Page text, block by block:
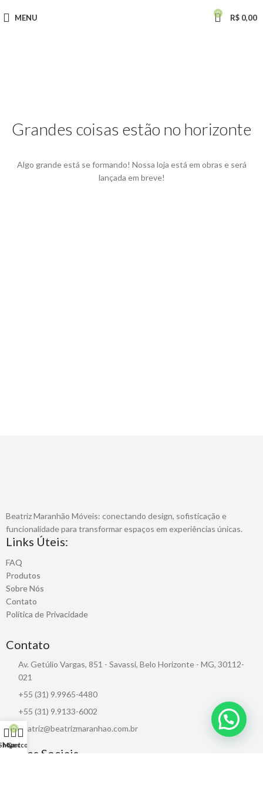
MENU 0 R$ 0,00
Grandes coisas estão no horizonte
Algo grande está se formando! Nossa loja está em obras e será
lançada em breve!
Beatriz Maranhão Móveis: conectando design, sofisticação e
funcionalidade para transformar espaços em experiências únicas.
Links Úteis:
FAQ
Produtos
Sobre Nós
Contato
Política de Privacidade
Contato
Av. Getúlio Vargas, 851 - Savassi, Belo Horizonte - MG, 30112-
021
+55 (31) 9.9965-4480
+55 (31) 9.9133-6002
beatriz@beatrizmaranhao.com.br
Redes Sociais
0
Cart
My account